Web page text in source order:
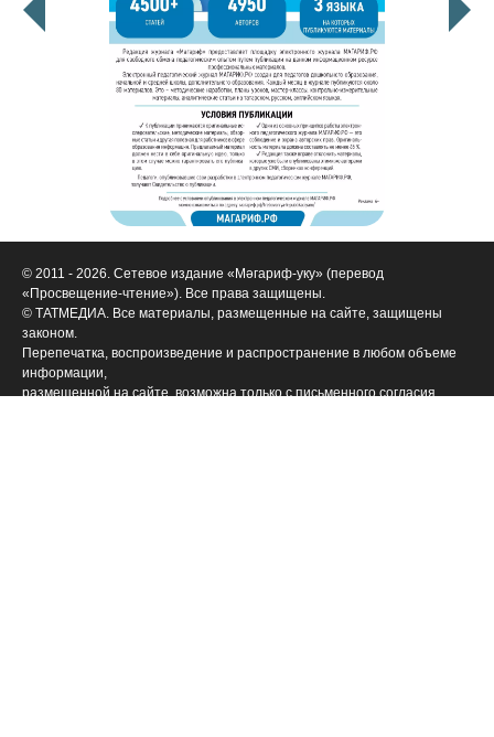
© 2011 - 2026. Сетевое издание «Мәгариф-уку» (перевод
«Просвещение-чтение»). Все права защищены.
© ТАТМЕДИА. Все материалы, размещенные на сайте, защищены
законом.
Перепечатка, воспроизведение и распространение в любом объеме
информации,
размещенной на сайте, возможна только с письменного согласия